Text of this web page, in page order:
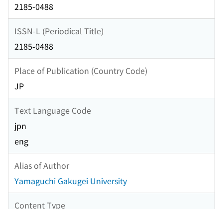
2185-0488
ISSN-L (Periodical Title)
2185-0488
Place of Publication (Country Code)
JP
Text Language Code
jpn
eng
Alias of Author
Yamaguchi Gakugei University
Content Type